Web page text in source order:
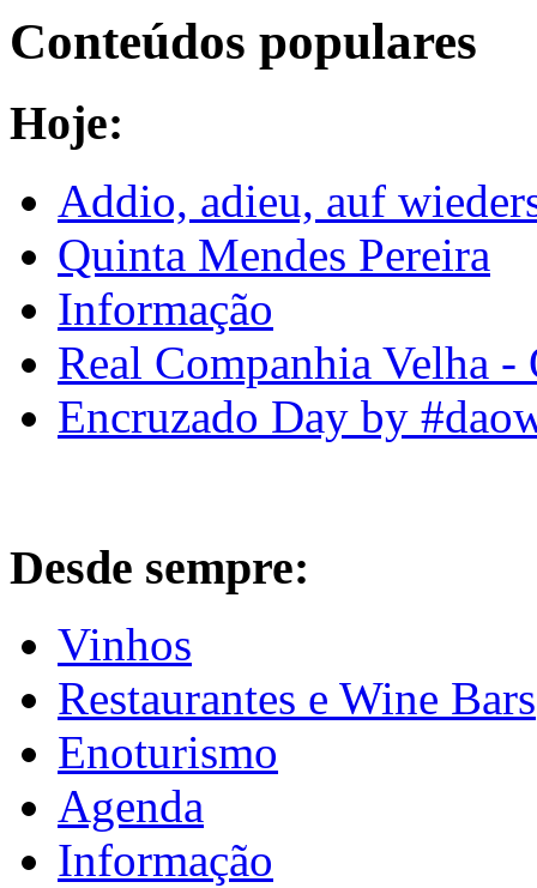
Conteúdos populares
Hoje:
Addio, adieu, auf
Quinta Mendes Pereira
Informação
Real Companhia Velha
Encruzado Day by
Desde sempre:
Vinhos
Restaurantes e Wine Bars
Enoturismo
Agenda
Informação